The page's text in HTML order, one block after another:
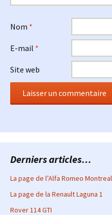
Nom *
E-mail *
Site web
Derniers articles…
La page de l’Alfa Romeo Montreal
La page de la Renault Laguna 1
Rover 114 GTI